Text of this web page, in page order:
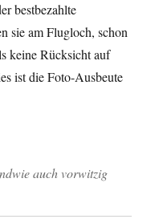
bestbezahlte
sie am Flugloch, schon
keine Rücksicht auf
ist die Foto-Ausbeute
auch vorwitzig